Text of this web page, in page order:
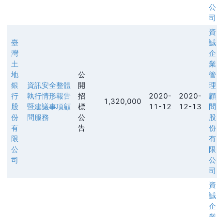
公
司
臺
灣
土
地
銀
行
股
份
有
限
公
司
資訊安全整體
執行情形報告
暨建議事項顧
問服務
公
開
招
標
公
告
1,320,000
2020-
11-12
2020-
12-13
資
誠
企
業
管
理
顧
問
股
份
有
限
公
司
資
誠
企